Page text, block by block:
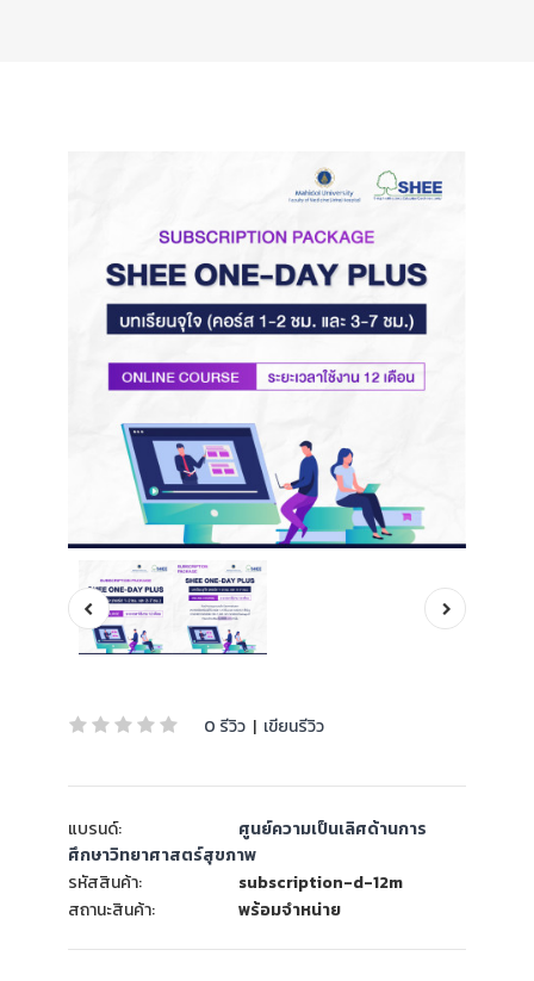
0 รีวิว | เขียนรีวิว
แบรนด์:
ศูนย์ความเป็นเลิศด้านการ
ศึกษาวิทยาศาสตร์สุขภาพ
รหัสสินค้า:
subscription-d-12m
สถานะสินค้า:
พร้อมจำหน่าย